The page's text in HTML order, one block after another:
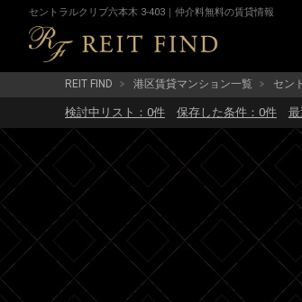
セントラルクリブ六本木 3-403｜仲介料無料の賃貸情報
REIT FIND 港区賃貸マンション一覧 セン
検討中リスト： 0件 保存した条件： 0件 最